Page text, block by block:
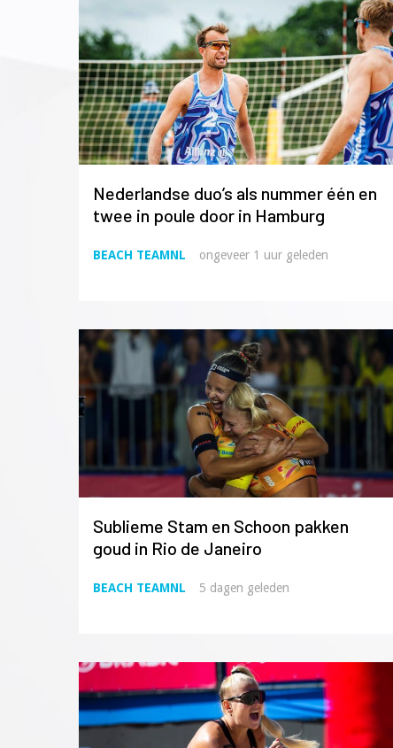
Nederlandse duo’s als nummer één en
twee in poule door in Hamburg
BEACH TEAMNL ongeveer 1 uur geleden
Sublieme Stam en Schoon pakken
goud in Rio de Janeiro
BEACH TEAMNL 5 dagen geleden